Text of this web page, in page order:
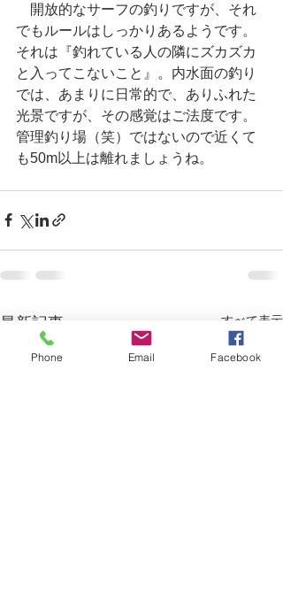
開放的なサーフの釣りですが、それ
でもルールはしっかりあるようです。
それは『釣れている人の隣にズカズカ
と入ってこないこと』。内水面の釣り
では、あまりに日常的で、ありふれた
光景ですが、その感覚はご法度です。
管理釣り場（笑）ではないので近くて
も50m以上は離れましょうね。
最新記事 すべて表示
Phone Email Facebook